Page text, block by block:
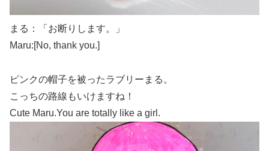
まる：「お断りします。」
Maru:[No, thank you.]
ピンクの帽子を被ったラブリーまる。
こっちの路線もいけますね！
Cute Maru.You are totally like a girl.